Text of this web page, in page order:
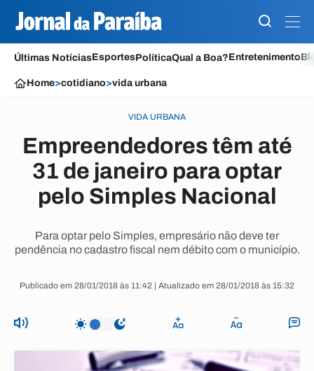
Últimas NotíciasEsportesPolíticaQual a Boa?Entretenimento
Home>cotidiano>vida urbana
VIDA URBANA
Empreendedores têm até
31 de janeiro para optar
pelo Simples Nacional
Para optar pelo Simples, empresário não deve ter
pendência no cadastro fiscal nem débito com o município.
Publicado em 28/01/2018 às 11:42 | Atualizado em 28/01/2018 às 15:32